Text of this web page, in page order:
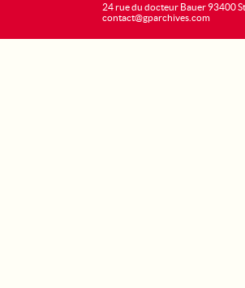
24 rue du docteur Bauer 93400
contact@gparchives.com